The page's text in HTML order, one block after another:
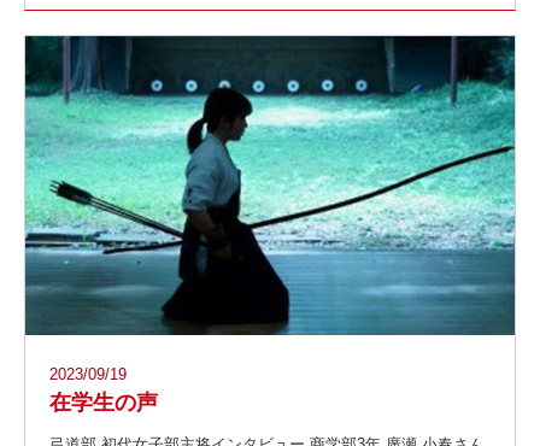
2023/09/19
在学生の声